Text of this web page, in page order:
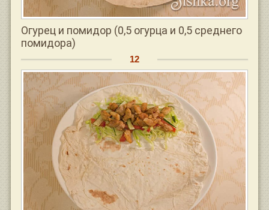
Огурец и помидор (0,5 огурца и 0,5 среднего
помидора)